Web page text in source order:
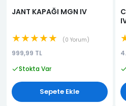
JANT KAPAĞI MGN IV
★★★★★ 0 Yorum
999,99 TL
Stokta Var
Sepete Ekle